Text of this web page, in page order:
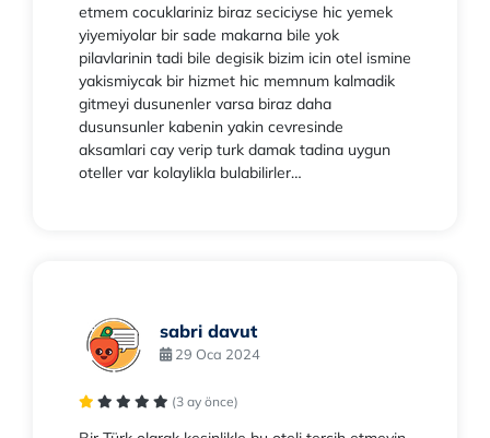
etmem cocuklariniz biraz seciciyse hic yemek
yiyemiyolar bir sade makarna bile yok
pilavlarinin tadi bile degisik bizim icin otel ismine
yakismiycak bir hizmet hic memnum kalmadik
gitmeyi dusunenler varsa biraz daha
dusunsunler kabenin yakin cevresinde
aksamlari cay verip turk damak tadina uygun
oteller var kolaylikla bulabilirler…
sabri davut
29 Oca 2024
(3 ay önce)